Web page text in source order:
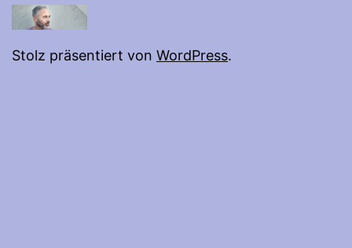
Stolz präsentiert von WordPress.